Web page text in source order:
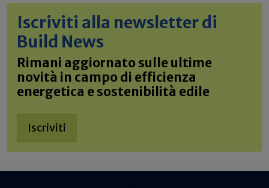
Iscriviti alla newsletter di
Build News
Rimani aggiornato sulle ultime
novità in campo di efficienza
energetica e sostenibilità edile
Iscriviti